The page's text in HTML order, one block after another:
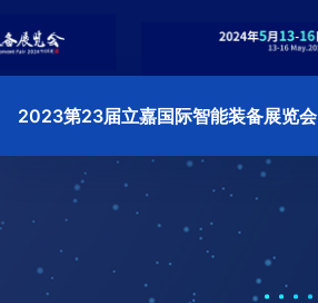
2023第23届立嘉国际智能装备展览会